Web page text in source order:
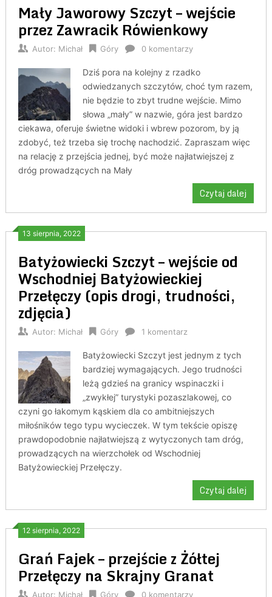
Mały Jaworowy Szczyt – wejście
przez Zawracik Rówienkowy
Autor: Michał Góry 0 komentarzy
Dziś pora na kolejny z rzadko
odwiedzanych szczytów, choć tym razem,
nie będzie to zbyt trudne wejście. Mimo
słowa „mały” w nazwie, góra jest bardzo
ciekawa, oferuje świetne widoki i wbrew pozorom, by ją
zdobyć, też trzeba się trochę nachodzić. Zapraszam więc
na relację z przejścia jednej, być może najłatwiejszej z
dróg prowadzących na Mały
Czytaj dalej
13 sierpnia, 2022
Batyżowiecki Szczyt – wejście od
Wschodniej Batyżowieckiej
Przełęczy (opis drogi, trudności,
zdjęcia)
Autor: Michał Góry 1 komentarz
Batyżowiecki Szczyt jest jednym z tych
bardziej wymagających. Jego trudności
leżą gdzieś na granicy wspinaczki i
„zwykłej” turystyki pozaszlakowej, co
czyni go łakomym kąskiem dla co ambitniejszych
miłośników tego typu wycieczek. W tym tekście opiszę
prawdopodobnie najłatwiejszą z wytyczonych tam dróg,
prowadzących na wierzchołek od Wschodniej
Batyżowieckiej Przełęczy.
Czytaj dalej
12 sierpnia, 2022
Grań Fajek – przejście z Żółtej
Przełęczy na Skrajny Granat
Autor: Michał Góry 0 komentarzy